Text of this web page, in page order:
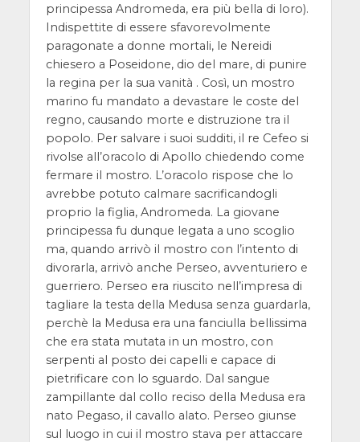
principessa Andromeda, era più bella di loro).
Indispettite di essere sfavorevolmente
paragonate a donne mortali, le Nereidi
chiesero a Poseidone, dio del mare, di punire
la regina per la sua vanità . Così, un mostro
marino fu mandato a devastare le coste del
regno, causando morte e distruzione tra il
popolo. Per salvare i suoi sudditi, il re Cefeo si
rivolse all’oracolo di Apollo chiedendo come
fermare il mostro. L’oracolo rispose che lo
avrebbe potuto calmare sacrificandogli
proprio la figlia, Andromeda. La giovane
principessa fu dunque legata a uno scoglio
ma, quando arrivò il mostro con l’intento di
divorarla, arrivò anche Perseo, avventuriero e
guerriero. Perseo era riuscito nell’impresa di
tagliare la testa della Medusa senza guardarla,
perchè la Medusa era una fanciulla bellissima
che era stata mutata in un mostro, con
serpenti al posto dei capelli e capace di
pietrificare con lo sguardo. Dal sangue
zampillante dal collo reciso della Medusa era
nato Pegaso, il cavallo alato. Perseo giunse
sul luogo in cui il mostro stava per attaccare